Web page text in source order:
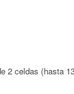
2 celdas (hasta